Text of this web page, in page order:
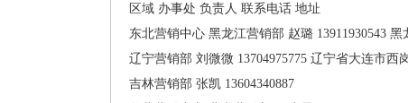
区域 办事处 负责人 联系电话 地址
东北营销中心 黑龙江营销部 赵璐 13911930543 黑
辽宁营销部 刘微微 13704975775 辽宁省大连市西
吉林营销部 张凯 13604340887